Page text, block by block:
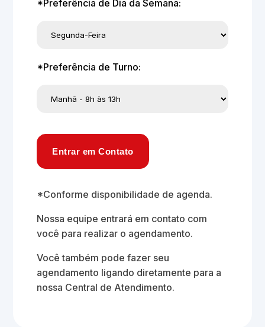
*Preferência de Dia da Semana:
*Preferência de Turno:
Entrar em Contato
*Conforme disponibilidade de agenda.
Nossa equipe entrará em contato com
você para realizar o agendamento.
Você também pode fazer seu
agendamento ligando diretamente para a
nossa Central de Atendimento.